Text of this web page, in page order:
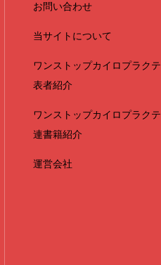
お問い合わせ
当サイトについて
ワンストップカイロプラク
表者紹介
ワンストップカイロプラク
連書籍紹介
運営会社